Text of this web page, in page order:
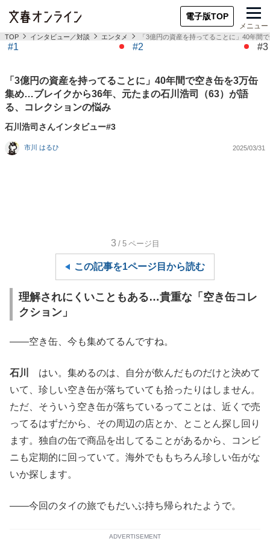
電子版TOP
メニュー
TOP インタビュー／対談 エンタメ 「3億円の資産を持ってることに」40年
#1 #2 #3
「3億円の資産を持ってることに」40年間で空き缶を3万缶
集め…ブレイクから36年、元たまの石川浩司（63）が語
る、コレクションの悩み
石川浩司さんインタビュー#3
市川 はるひ 2025/03/31
3 /5 ページ目
この記事を1ページ目から読む
理解されにくいこともある…貴重な「空き缶コレ
クション」
――空き缶、今も集めてるんですね。
石川
はい。集めるのは、自分が飲んだものだけと決めて
いて、珍しい空き缶が落ちていても拾ったりはしません。
ただ、そういう空き缶が落ちているってことは、近くで売
ってるはずだから、その周辺の店とか、とことん探し回り
ます。独自の缶で商品を出してることがあるから、コンビ
ニも定期的に回っていて。海外でももちろん珍しい缶がな
いか探します。
――今回のタイの旅でもだいぶ持ち帰られたようで。
ADVERTISEMENT